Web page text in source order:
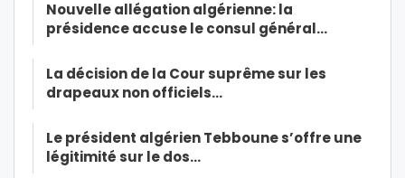
Nouvelle allégation algérienne: la
présidence accuse le consul général…
La décision de la Cour suprême sur les
drapeaux non officiels…
Le président algérien Tebboune s’offre une
légitimité sur le dos…